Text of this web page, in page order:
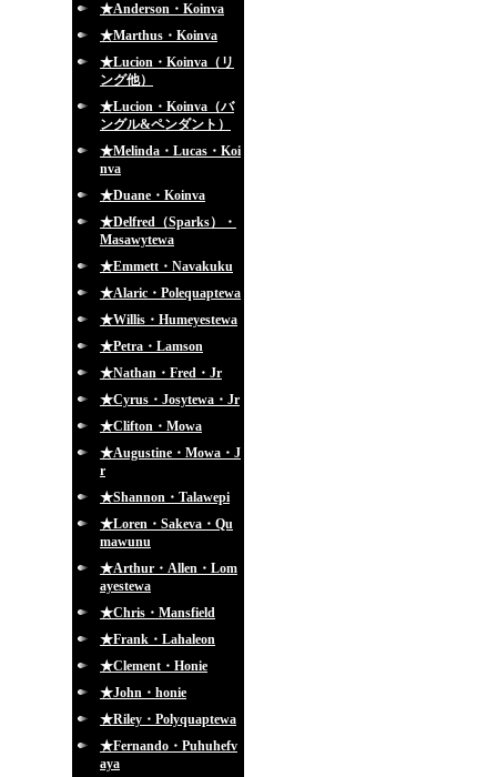
★Anderson・Koinva
★Marthus・Koinva
★Lucion・Koinva（リ
ング他）
★Lucion・Koinva（バ
ングル&ペンダント）
★Melinda・Lucas・Koi
nva
★Duane・Koinva
★Delfred（Sparks）・
Masawytewa
★Emmett・Navakuku
★Alaric・Polequaptewa
★Willis・Humeyestewa
★Petra・Lamson
★Nathan・Fred・Jr
★Cyrus・Josytewa・Jr
★Clifton・Mowa
★Augustine・Mowa・J
r
★Shannon・Talawepi
★Loren・Sakeva・Qu
mawunu
★Arthur・Allen・Lom
ayestewa
★Chris・Mansfield
★Frank・Lahaleon
★Clement・Honie
★John・honie
★Riley・Polyquaptewa
★Fernando・Puhuhefv
aya